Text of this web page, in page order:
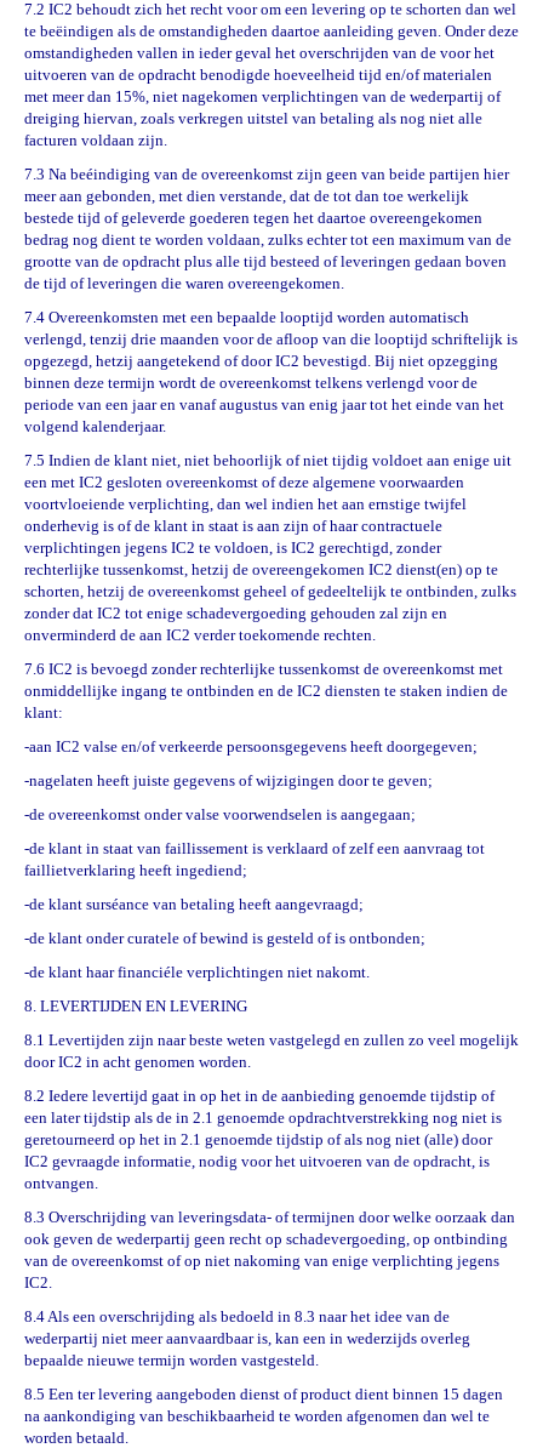
7.2 IC2 behoudt zich het recht voor om een levering op te schorten dan wel
te beëindigen als de omstandigheden daartoe aanleiding geven. Onder deze
omstandigheden vallen in ieder geval het overschrijden van de voor het
uitvoeren van de opdracht benodigde hoeveelheid tijd en/of materialen
met meer dan 15%, niet nagekomen verplichtingen van de wederpartij of
dreiging hiervan, zoals verkregen uitstel van betaling als nog niet alle
facturen voldaan zijn.
7.3 Na beéindiging van de overeenkomst zijn geen van beide partijen hier
meer aan gebonden, met dien verstande, dat de tot dan toe werkelijk
bestede tijd of geleverde goederen tegen het daartoe overeengekomen
bedrag nog dient te worden voldaan, zulks echter tot een maximum van de
grootte van de opdracht plus alle tijd besteed of leveringen gedaan boven
de tijd of leveringen die waren overeengekomen.
7.4 Overeenkomsten met een bepaalde looptijd worden automatisch
verlengd, tenzij drie maanden voor de afloop van die looptijd schriftelijk is
opgezegd, hetzij aangetekend of door IC2 bevestigd. Bij niet opzegging
binnen deze termijn wordt de overeenkomst telkens verlengd voor de
periode van een jaar en vanaf augustus van enig jaar tot het einde van het
volgend kalenderjaar.
7.5 Indien de klant niet, niet behoorlijk of niet tijdig voldoet aan enige uit
een met IC2 gesloten overeenkomst of deze algemene voorwaarden
voortvloeiende verplichting, dan wel indien het aan ernstige twijfel
onderhevig is of de klant in staat is aan zijn of haar contractuele
verplichtingen jegens IC2 te voldoen, is IC2 gerechtigd, zonder
rechterlijke tussenkomst, hetzij de overeengekomen IC2 dienst(en) op te
schorten, hetzij de overeenkomst geheel of gedeeltelijk te ontbinden, zulks
zonder dat IC2 tot enige schadevergoeding gehouden zal zijn en
onverminderd de aan IC2 verder toekomende rechten.
7.6 IC2 is bevoegd zonder rechterlijke tussenkomst de overeenkomst met
onmiddellijke ingang te ontbinden en de IC2 diensten te staken indien de
klant:
-aan IC2 valse en/of verkeerde persoonsgegevens heeft doorgegeven;
-nagelaten heeft juiste gegevens of wijzigingen door te geven;
-de overeenkomst onder valse voorwendselen is aangegaan;
-de klant in staat van faillissement is verklaard of zelf een aanvraag tot
faillietverklaring heeft ingediend;
-de klant surséance van betaling heeft aangevraagd;
-de klant onder curatele of bewind is gesteld of is ontbonden;
-de klant haar financiéle verplichtingen niet nakomt.
8. LEVERTIJDEN EN LEVERING
8.1 Levertijden zijn naar beste weten vastgelegd en zullen zo veel mogelijk
door IC2 in acht genomen worden.
8.2 Iedere levertijd gaat in op het in de aanbieding genoemde tijdstip of
een later tijdstip als de in 2.1 genoemde opdrachtverstrekking nog niet is
geretourneerd op het in 2.1 genoemde tijdstip of als nog niet (alle) door
IC2 gevraagde informatie, nodig voor het uitvoeren van de opdracht, is
ontvangen.
8.3 Overschrijding van leveringsdata- of termijnen door welke oorzaak dan
ook geven de wederpartij geen recht op schadevergoeding, op ontbinding
van de overeenkomst of op niet nakoming van enige verplichting jegens
IC2.
8.4 Als een overschrijding als bedoeld in 8.3 naar het idee van de
wederpartij niet meer aanvaardbaar is, kan een in wederzijds overleg
bepaalde nieuwe termijn worden vastgesteld.
8.5 Een ter levering aangeboden dienst of product dient binnen 15 dagen
na aankondiging van beschikbaarheid te worden afgenomen dan wel te
worden betaald.